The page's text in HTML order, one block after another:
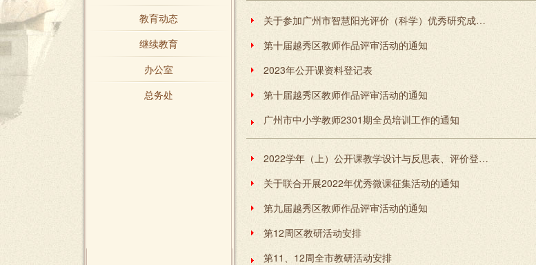
教育动态
继续教育
办公室
总务处
关于参加广州市智慧阳光评价（科学）优秀研究成果评选活动的通知
第十届越秀区教师作品评审活动的通知
2023年公开课资料登记表
第十届越秀区教师作品评审活动的通知
广州市中小学教师2301期全员培训工作的通知
2022学年（上）公开课教学设计与反思表、评价登记表
关于联合开展2022年优秀微课征集活动的通知
第九届越秀区教师作品评审活动的通知
第12周区教研活动安排
第11、12周全市教研活动安排